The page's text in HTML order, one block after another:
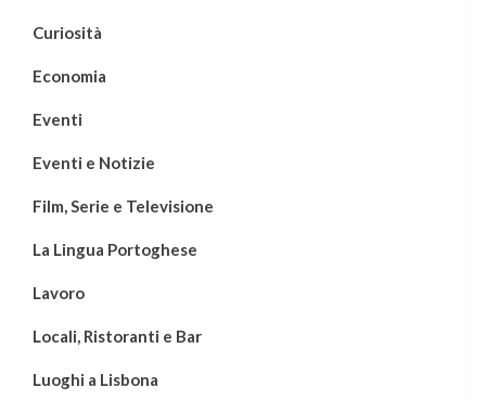
Curiosità
Economia
Eventi
Eventi e Notizie
Film, Serie e Televisione
La Lingua Portoghese
Lavoro
Locali, Ristoranti e Bar
Luoghi a Lisbona